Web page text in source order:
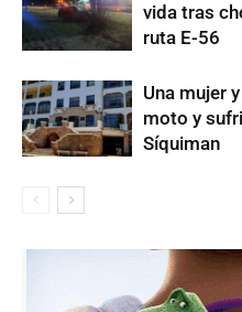
vida tras
ruta E-56
Una mujer
moto y
Síquiman